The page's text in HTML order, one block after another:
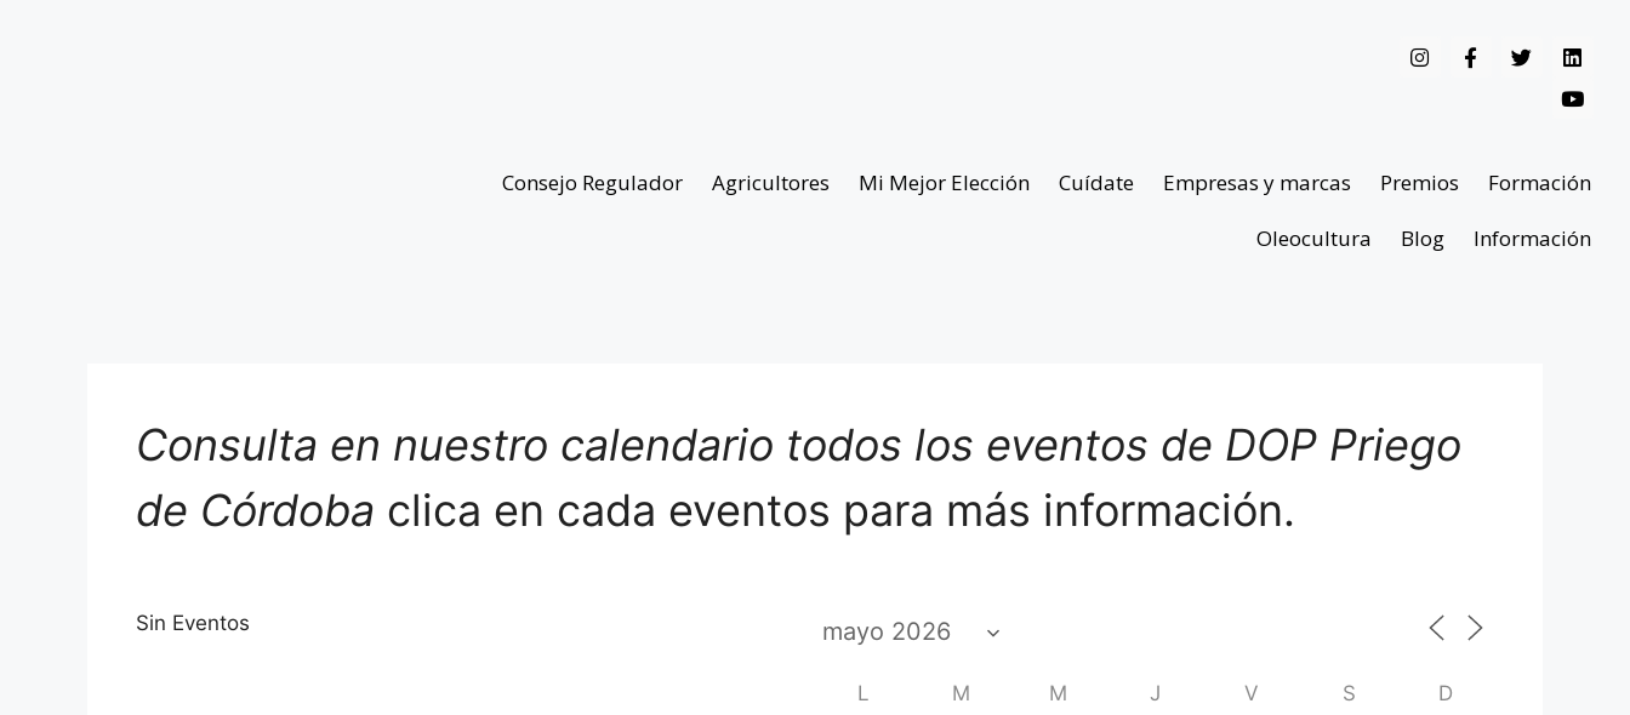
Consejo Regulador Agricultores Mi Mejor Elección Cuídate Empresas y marcas Premios
Formación
Oleocultura
Blog Información
Consulta en nuestro calendario todos los eventos de DOP Priego
de Córdoba clica en cada eventos para más información.
Sin Eventos
L M M J V S D